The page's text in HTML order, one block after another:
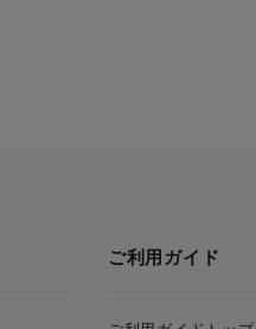
ご利用ガイド